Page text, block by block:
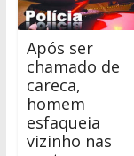
Após ser
chamado de
careca,
homem
esfaqueia
vizinho nas